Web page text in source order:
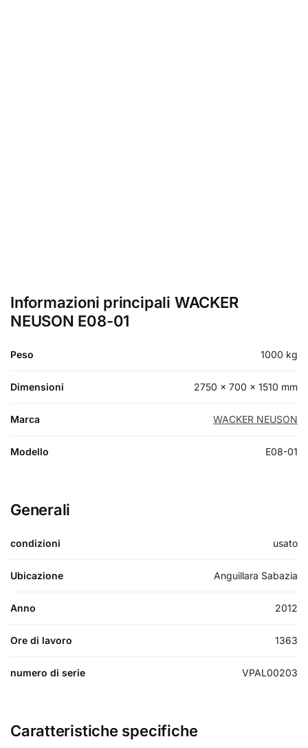
Informazioni principali WACKER
NEUSON E08-01
Peso 1000 kg
Dimensioni 2750 × 700 × 1510 mm
Marca WACKER NEUSON
Modello E08-01
Generali
condizioni usato
Ubicazione Anguillara Sabazia
Anno 2012
Ore di lavoro 1363
numero di serie VPAL00203
Caratteristiche specifiche